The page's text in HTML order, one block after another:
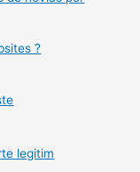
?
legitim